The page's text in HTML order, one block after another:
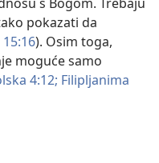
pokazati da
). Osim toga,
moguće samo
4:12; Filipljanima